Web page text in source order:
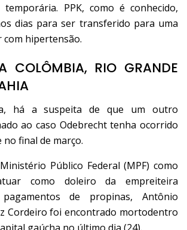
PPK, como é conhecido,
dias para ser transferido para uma
com hipertensão.
COLÔMBIA, RIO GRANDE
há a suspeita de que um outro
ao caso Odebrecht tenha ocorrido
final de março.
Público Federal (MPF) como
como doleiro da empreiteira
de propinas, Antônio
Cordeiro foi encontrado mortodentro